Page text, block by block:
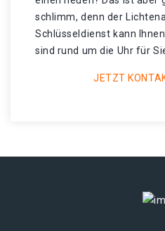
schlimm, denn der
Schlüsseldienst kann
sind rund um die Uhr für
JETZT